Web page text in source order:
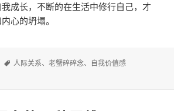
成长，不断的在生活中修行自己，才
心的坍塌。
标
人际关系、老蟹碎碎念、 自我价值感